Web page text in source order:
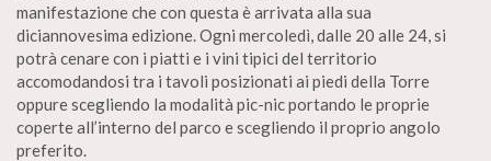
manifestazione che con questa è arrivata alla sua
diciannovesima edizione. Ogni mercoledì, dalle 20 alle 24, si
potrà cenare con i piatti e i vini tipici del territorio
accomodandosi tra i tavoli posizionati ai piedi della Torre
oppure scegliendo la modalità pic-nic portando le proprie
coperte all’interno del parco e scegliendo il proprio angolo
preferito.